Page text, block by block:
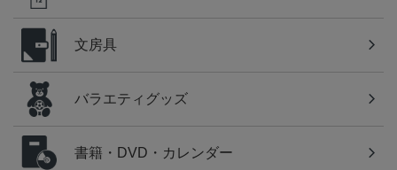
文房具
バラエティグッズ
書籍・DVD・カレンダー